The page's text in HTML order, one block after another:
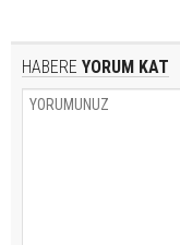
HABERE YORUM KAT